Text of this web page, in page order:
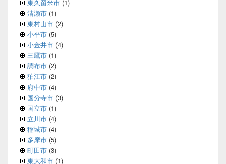
東久留米市 (1)
清瀬市 (1)
東村山市 (2)
小平市 (5)
小金井市 (4)
三鷹市 (1)
調布市 (2)
狛江市 (2)
府中市 (4)
国分寺市 (3)
国立市 (1)
立川市 (4)
稲城市 (4)
多摩市 (5)
町田市 (3)
東大和市 (1)